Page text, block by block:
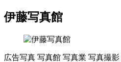
伊藤写真館
広告写真 写真館 写真業 写真撮影